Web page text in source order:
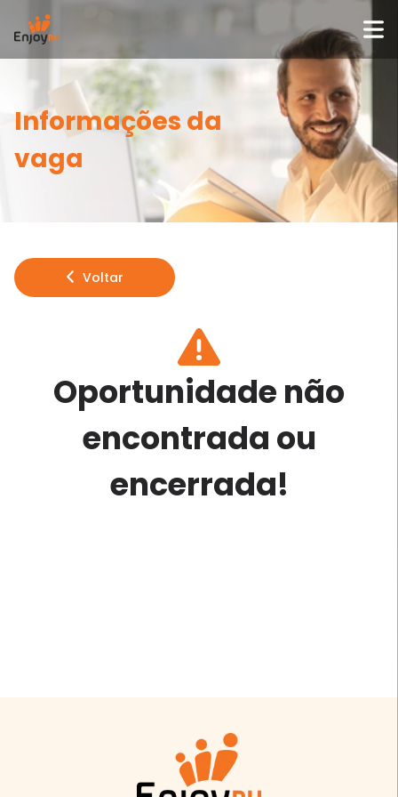
Informações da
vaga
Voltar
Oportunidade não
encontrada ou
encerrada!